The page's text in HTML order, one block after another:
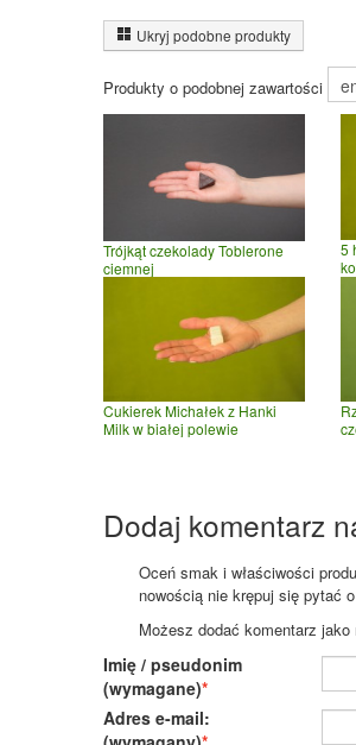
Ukryj podobne produkty
Produkty o podobnej zawartości
Trójkąt czekolady Toblerone
ciemnej
5
Cukierek Michałek z Hanki
Milk w białej polewie
Dodaj komentarz
Oceń smak i właściwości
nowością nie krępuj się pytać
Możesz dodać komentarz
Imię / pseudonim
(wymagane)
Adres e-mail: